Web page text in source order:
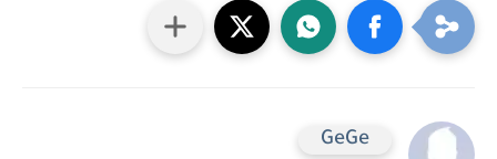
GeGe